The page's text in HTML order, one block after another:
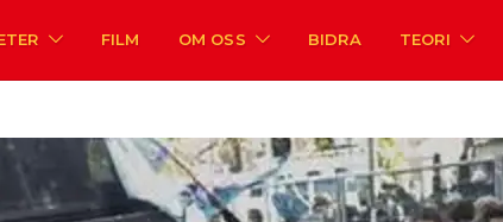
FILM OM OSS BIDRA TEORI